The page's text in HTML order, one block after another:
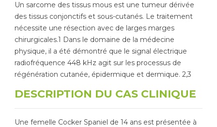
Un sarcome des tissus mous est une tumeur dérivée
des tissus conjonctifs et sous-cutanés. Le traitement
nécessite une résection avec de larges marges
chirurgicales.1 Dans le domaine de la médecine
physique, il a été démontré que le signal électrique
radiofréquence 448 kHz agit sur les processus de
régénération cutanée, épidermique et dermique. 2,3
DESCRIPTION DU CAS CLINIQUE
Une femelle Cocker Spaniel de 14 ans est présentée à